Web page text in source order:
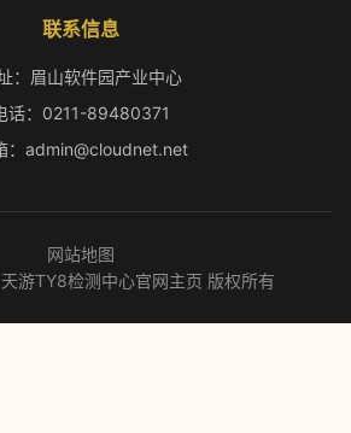
联系信息
：眉山软件园产业中心
话：0211-89480371
：admin@cloudnet.net
网站地图
游TY8检测中心官网主页 版权所有